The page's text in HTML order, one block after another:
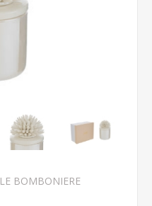
BOMBONIERE